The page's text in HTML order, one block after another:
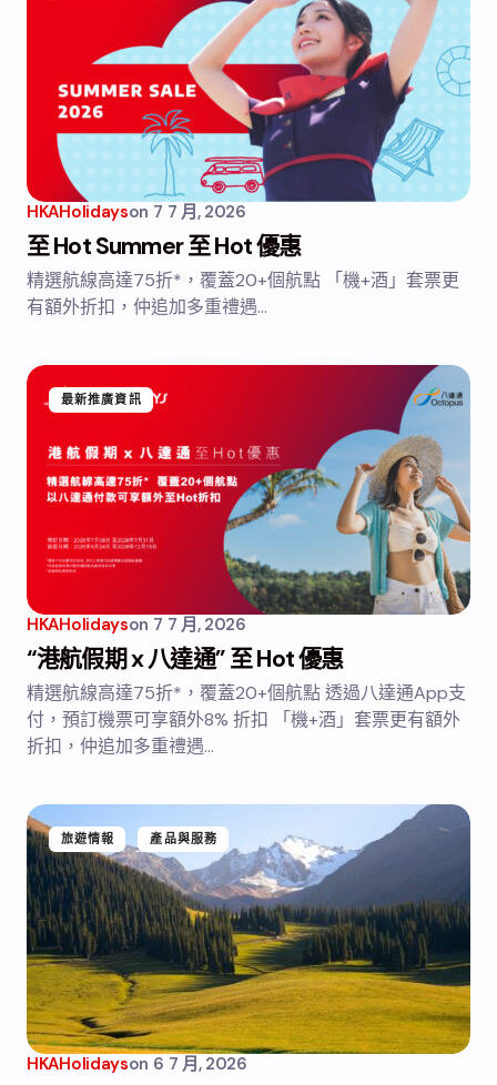
HKAHolidayson 7 7 月, 2026
至 Hot Summer 至 Hot 優惠
精選航線高達75折*，覆蓋20+個航點 「機+酒」套票更
有額外折扣，仲追加多重禮遇…
最新推廣資訊
HKAHolidayson 7 7 月, 2026
“港航假期 x 八達通” 至 Hot 優惠
精選航線高達75折*，覆蓋20+個航點 透過八達通App支
付，預訂機票可享額外8% 折扣 「機+酒」套票更有額外
折扣，仲追加多重禮遇…
旅遊情報 產品與服務
HKAHolidayson 6 7 月, 2026